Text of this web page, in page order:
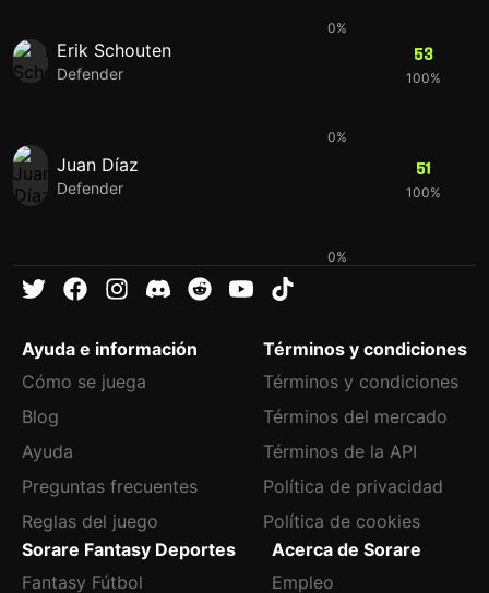
0%
Erik Schouten
Defender
53
100%
0%
Juan Díaz
Defender
51
100%
0%
Ayuda e información
Cómo se juega
Blog
Ayuda
Preguntas frecuentes
Reglas del juego
Términos y condiciones
Términos y condiciones
Términos del mercado
Términos de la API
Política de privacidad
Política de cookies
Sorare Fantasy Deportes
Fantasy Fútbol
Acerca de Sorare
Empleo